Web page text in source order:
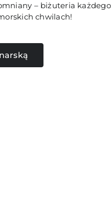
– biżuteria
chwilach!